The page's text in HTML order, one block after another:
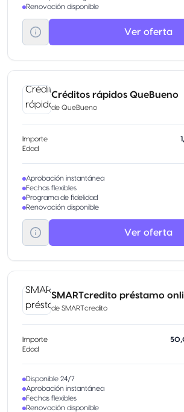
Renovación disponible
Ver oferta
Créditos rápidos QueBueno
de QueBueno
Importe
Edad
Aprobación instantánea
Fechas flexibles
Programa de fidelidad
Renovación disponible
Ver oferta
SMARTcredito préstamo
de SMARTcredito
Importe
Edad
Disponible 24/7
Aprobación instantánea
Fechas flexibles
Renovación disponible